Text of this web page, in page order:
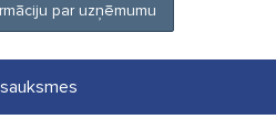
par uzņēmumu